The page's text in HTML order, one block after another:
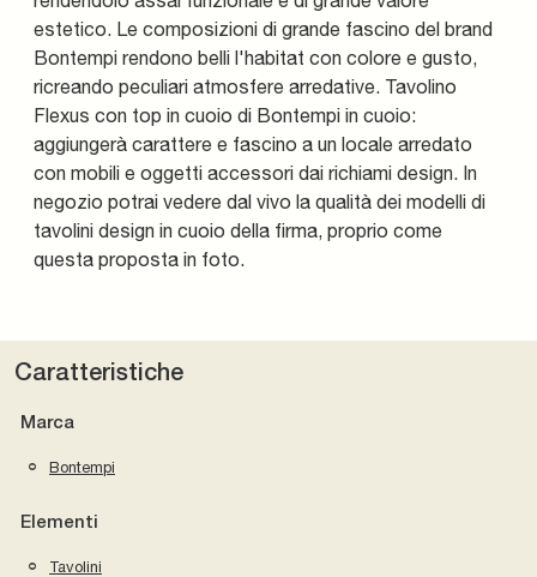
estetico. Le composizioni di grande fascino del brand
Bontempi rendono belli l'habitat con colore e gusto,
ricreando peculiari atmosfere arredative. Tavolino
Flexus con top in cuoio di Bontempi in cuoio:
aggiungerà carattere e fascino a un locale arredato
con mobili e oggetti accessori dai richiami design. In
negozio potrai vedere dal vivo la qualità dei modelli di
tavolini design in cuoio della firma, proprio come
questa proposta in foto.
Caratteristiche
Marca
Bontempi
Elementi
Tavolini